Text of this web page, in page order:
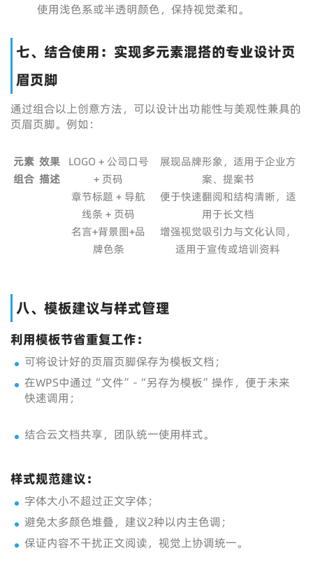
使用浅色系或半透明颜色，保持视觉柔和。
七、结合使用：实现多元素混搭的专业设计页
眉页脚
通过组合以上创意方法，可以设计出功能性与美观性兼具的
页眉页脚。例如：
元素
组合
效果
描述
LOGO + 公司口号
+ 页码
展现品牌形象，适用于企业方
案、提案书
章节标题 + 导航
线条 + 页码
便于快速翻阅和结构清晰，适
用于长文档
名言+背景图+品
牌色条
增强视觉吸引力与文化认同，
适用于宣传或培训资料
八、模板建议与样式管理
利用模板节省重复工作：
可将设计好的页眉页脚保存为模板文档；
在WPS中通过“文件”-“另存为模板”操作，便于未来
快速调用；
结合云文档共享，团队统一使用样式。
样式规范建议：
字体大小不超过正文字体；
避免太多颜色堆叠，建议2种以内主色调；
保证内容不干扰正文阅读，视觉上协调统一。